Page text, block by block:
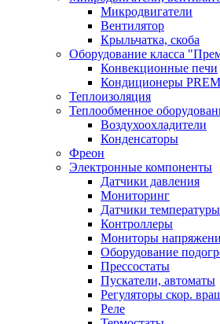
Микродвигатели
Вентилятор
Крыльчатка, скоба
Оборудование класса
Конвекционные печи
Кондиционеры
Теплоизоляция
Теплообменное
Воздухоохладители
Конденсаторы
Фреон
Электронные компоненты
Датчики давления
Мониторинг
Датчики температуры
Контроллеры
Мониторы
Оборудование
Прессостаты
Пускатели, автоматы
Регуляторы скор.
Реле